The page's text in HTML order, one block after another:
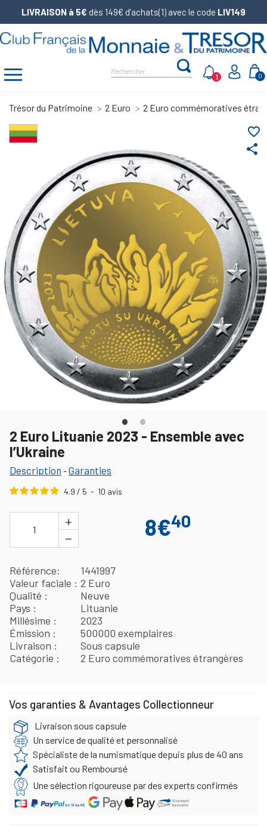
LIVRAISON à 5€ dès 149€ d’achats(1) avec le code LIV149
0
1
Trésor du Patrimoine 2 Euro 2 Euro commémoratives
share
favorite_border
2 Euro Lituanie 2023 - Ensemble avec
l’Ukraine
Description -Garanties
4.9 / 5 - 10 avis
1
+
−
8€40
Référence
1441997
Valeur faciale
2 Euro
Qualité
Neuve
Pays
Lituanie
Millésime
2023
Émission
500000 exemplaires
Livraison
Sous capsule
Catégorie
2 Euro commémoratives étrangères
Vos garanties & Avantages Collectionneur
Livraison sous capsule
Un service de qualité et personnalisé
Spécialiste de la numismatique depuis plus de 40 ans
Satisfait ou Remboursé
Une sélection rigoureuse par des experts confirmés